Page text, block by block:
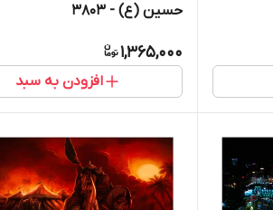
حسین (ع) - 3803
1,365,000
افزودن به سبد